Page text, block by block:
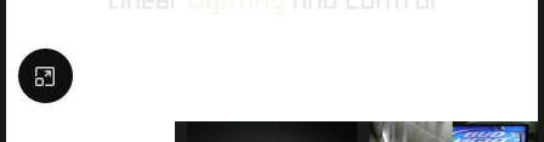
Click to enlarge